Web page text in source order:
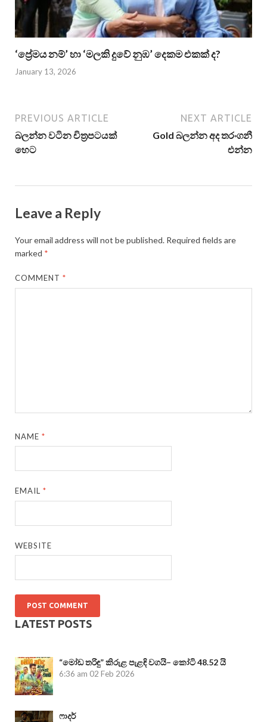
‘ප්‍රේමය නම්’ හා ‘මලකි දුවේ නුඹ’ දෙකම එකක් ද?
January 13, 2026
PREVIOUS ARTICLE
බලන්න වටින චිත්‍රපටයක්
හෙට
NEXT ARTICLE
Gold බලන්න අද තරංගනී
එන්න
Leave a Reply
Your email address will not be published. Required fields are
marked *
COMMENT*
NAME*
EMAIL*
WEBSITE
LATEST POSTS
“මෝඩ තරිඳු” කිරුළ පැළඳි වගයි– කෝටි 48.52 යි
6:36 am 02 Feb 2026
ෆාදර්